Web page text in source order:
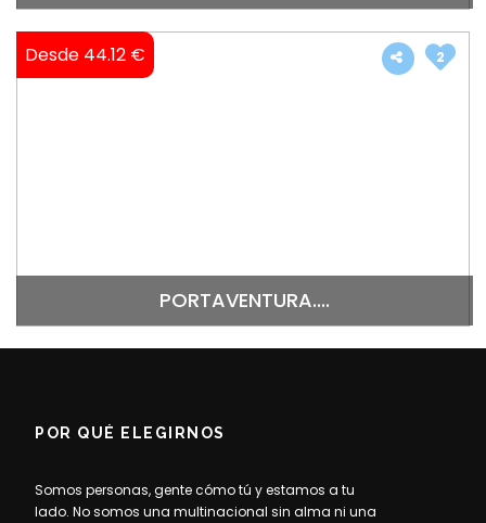
Desde 44.12 €
PORTAVENTURA....
2
POR QUÉ ELEGIRNOS
Somos personas, gente cómo tú y estamos a tu
lado. No somos una multinacional sin alma ni una